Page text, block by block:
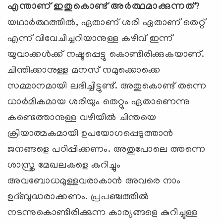
എന്താണ് ഇതുകൊണ്ട് അര്‍ത്ഥമാക്കുന്നത്?
യഥാര്‍ത്ഥത്തില്‍, ഏതാണ് ശരി ഏതാണ് തെറ്റ്
എന്ന് വിവേചിച്ചറിയാനുള്ള കഴിവ് ഇന്ന്
യുവാക്കള്‍ക്ക് നഷ്ടപ്പെട്ടു കൊണ്ടിരിക്കുകയാണ്.
ചിന്തിക്കാനുള്ള മനസ് നമുക്കൊക്കെ
സമ്മാനമായി ലഭിച്ചിട്ടുണ്ട്. അതുകൊണ്ട് തന്നെ
ധാര്‍മികമായ ശരിയും തെറ്റും ഏതാണെന്നു
കണ്ടെത്താനുള്ള വഴിയില്‍ ചിന്തയെ
ക്രിയാത്മകമായി ഉപയോഗപ്പെടുത്താന്‍
ജനങ്ങളെ പഠിപ്പിക്കണം. അതുപോലെ ത്തന്നെ
ശാസ്ത്ര മേഖലകളെ കുറിച്ചും
അവബോധമുള്ളവരാകാന്‍ അവരെ നാം
ഉദ്ബുദ്ധരാക്കണം. പ്രപഞ്ചത്തില്‍
നടന്നുകൊണ്ടിരിക്കുന്ന കാര്യങ്ങളെ കുറിച്ചുള്ള